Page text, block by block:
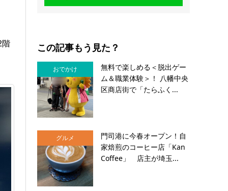
この記事もう見た？
おでかけ
無料で楽しめる＜脱出ゲー
ム＆職業体験＞！ 八幡中央
区商店街で「たらふく...
グルメ
門司港に今春オープン！自
家焙煎のコーヒー店「Kan
Coffee」 店主が埼玉...